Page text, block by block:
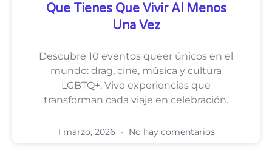
Que Tienes Que Vivir Al Menos
Una Vez
Descubre 10 eventos queer únicos en el
mundo: drag, cine, música y cultura
LGBTQ+. Vive experiencias que
transforman cada viaje en celebración.
1 marzo, 2026 No hay comentarios